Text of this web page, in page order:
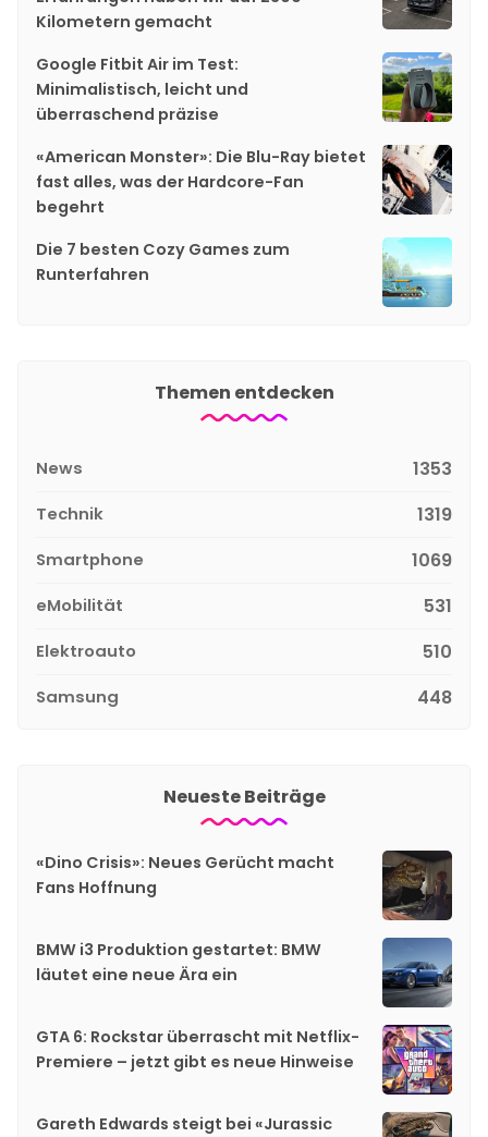
Kilometern gemacht
Google Fitbit Air im Test:
Minimalistisch, leicht und
überraschend präzise
«American Monster»: Die Blu-Ray bietet
fast alles, was der Hardcore-Fan
begehrt
Die 7 besten Cozy Games zum
Runterfahren
Themen entdecken
News 1353
Technik 1319
Smartphone 1069
eMobilität 531
Elektroauto 510
Samsung 448
Neueste Beiträge
«Dino Crisis»: Neues Gerücht macht
Fans Hoffnung
BMW i3 Produktion gestartet: BMW
läutet eine neue Ära ein
GTA 6: Rockstar überrascht mit Netflix-
Premiere – jetzt gibt es neue Hinweise
Gareth Edwards steigt bei «Jurassic